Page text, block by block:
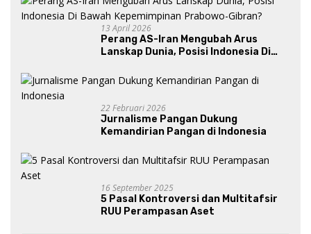
13 April 2026
Perang AS-Iran Mengubah Arus
Lanskap Dunia, Posisi Indonesia Di
Gibran?
22 Februari 2026
Jurnalisme Pangan Dukung
Kemandirian Pangan di Indonesia
16 September 2025
5 Pasal Kontroversi dan Multitafsir
RUU Perampasan Aset